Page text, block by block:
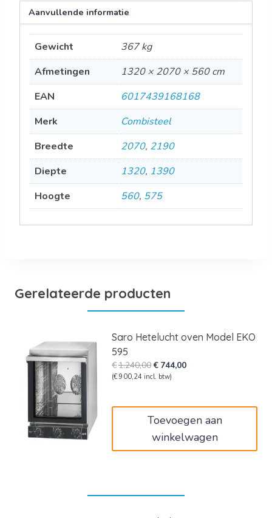
Aanvullende informatie
Gewicht
367 kg
Afmetingen
1320 × 2070 × 560 cm
EAN
6017439168168
Merk
Combisteel
Breedte
2070, 2190
Diepte
1320, 1390
Hoogte
560, 575
Gerelateerde producten
Saro Hetelucht oven Model EKO
595
€1.240,00Oorspronkelijke
prijs
€ 744,00Huidige
(€ 900,24 incl. btw)
Toevoegen aan
winkelwagen